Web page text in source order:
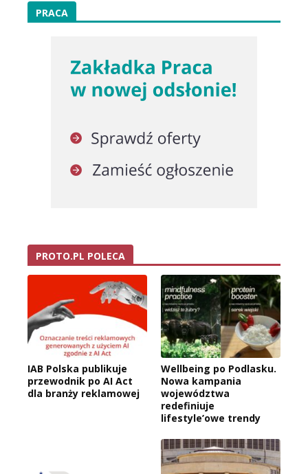
PRACA
PROTO.PL POLECA
IAB Polska publikuje
przewodnik po AI Act
dla branży reklamowej
Wellbeing po Podlasku.
Nowa kampania
województwa
redefiniuje
lifestyle’owe trendy